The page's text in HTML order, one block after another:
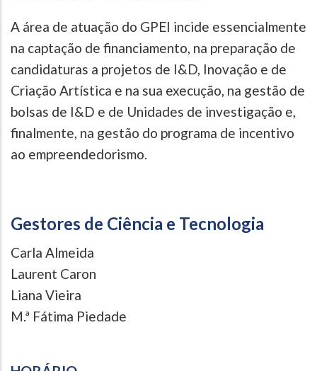
A área de atuação do GPEI incide essencialmente
na captação de financiamento, na preparação de
candidaturas a projetos de I&D, Inovação e de
Criação Artística e na sua execução, na gestão de
bolsas de I&D e de Unidades de investigação e,
finalmente, na gestão do programa de incentivo
ao empreendedorismo.
Gestores de Ciência e Tecnologia
Carla Almeida
Laurent Caron
Liana Vieira
M.ª Fátima Piedade